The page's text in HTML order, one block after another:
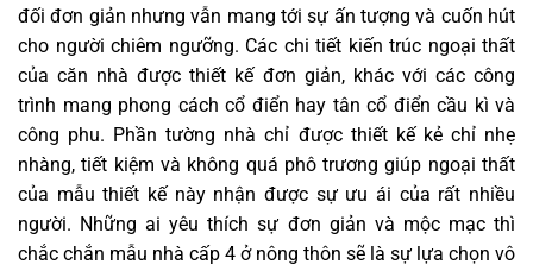
đối đơn giản nhưng vẫn mang tới sự ấn tượng và cuốn hút
cho người chiêm ngưỡng. Các chi tiết kiến trúc ngoại thất
của căn nhà được thiết kế đơn giản, khác với các công
trình mang phong cách cổ điển hay tân cổ điển cầu kì và
công phu. Phần tường nhà chỉ được thiết kế kẻ chỉ nhẹ
nhàng, tiết kiệm và không quá phô trương giúp ngoại thất
của mẫu thiết kế này nhận được sự ưu ái của rất nhiều
người. Những ai yêu thích sự đơn giản và mộc mạc thì
chắc chắn mẫu nhà cấp 4 ở nông thôn sẽ là sự lựa chọn vô